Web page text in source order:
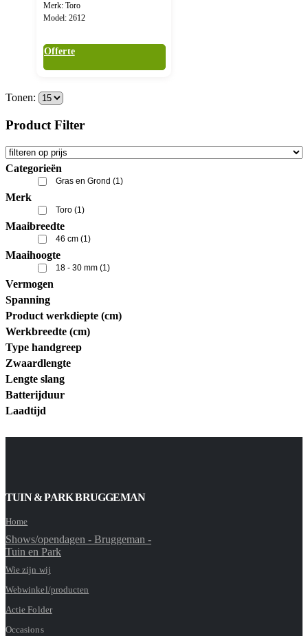
Merk: Toro
Model: 2612
Offerte
Tonen:
Product Filter
Categorieën
Gras en Grond (1)
Merk
Toro (1)
Maaibreedte
46 cm (1)
Maaihoogte
18 - 30 mm (1)
Vermogen
Spanning
Product werkdiepte (cm)
Werkbreedte (cm)
Type handgreep
Zwaardlengte
Lengte slang
Batterijduur
Laadtijd
TUIN & PARK BRUGGEMAN
Home
Shows/opendagen - Bruggeman -
Tuin en Park
Wie zijn wij
Webwinkel/producten
Actie Folder
Occasions